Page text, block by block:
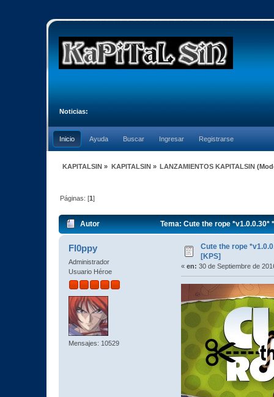
Noticias:
Inicio Ayuda Buscar Ingresar Registrarse
KAPITALSIN » KAPITALSIN» LANZAMIENTOS KAPITALSIN
Páginas: [1]
Autor Tema: Cute the rope *v1.0.0.30*
Fl0ppy
Administrador
Usuario Héroe
Mensajes: 10529
Cute the rope
[KPS]
« en: 30 de Septiembre de